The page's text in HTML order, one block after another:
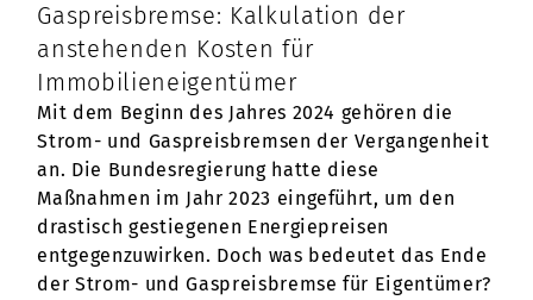
Gaspreisbremse: Kalkulation der
anstehenden Kosten für
Immobilieneigentümer
Mit dem Beginn des Jahres 2024 gehören die
Strom- und Gaspreisbremsen der Vergangenheit
an. Die Bundesregierung hatte diese
Maßnahmen im Jahr 2023 eingeführt, um den
drastisch gestiegenen Energiepreisen
entgegenzuwirken. Doch was bedeutet das Ende
der Strom- und Gaspreisbremse für Eigentümer?